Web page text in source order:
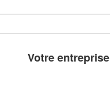
Votre entreprise